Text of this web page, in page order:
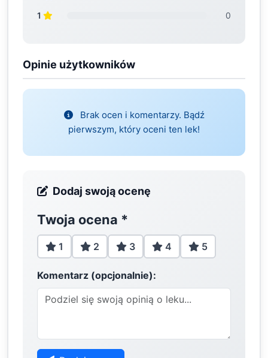
1
0
Opinie użytkowników
Brak ocen i komentarzy. Bądź
pierwszym, który oceni ten lek!
Dodaj swoją ocenę
Twoja ocena *
1 2 3 4 5
Komentarz (opcjonalnie):